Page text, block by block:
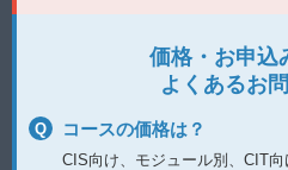
価格・お申込
よくあるお
コースの価格は？
CIS向け、モジュール別、CIT向